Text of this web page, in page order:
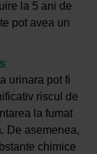
la 5 ani de
pot avea un
urinara pot fi
riscul de
la fumat
De asemenea,
chimice